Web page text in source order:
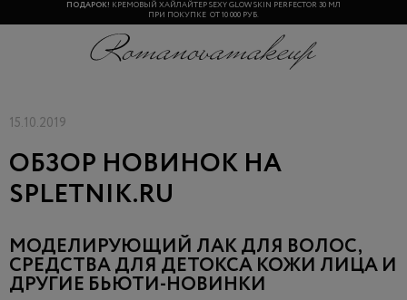
ПОДАРОК! КРЕМОВЫЙ ХАЙЛАЙТЕР SEXY GLOW SKIN PERFECTOR 30 МЛ
ПРИ ПОКУПКЕ ОТ 10 000 РУБ.
ШОУРУМОТКРЫТС 10.00-20.00 КАЖДЫЙ ДЕНЬ.
МОСКВА Б. ТРЕХГОРНЫЙ ПЕР., Д. 11, СТР.2, 2 ПОДЪЕЗД, 2 ЭТАЖ
15.10.2019
ОБЗОР НОВИНОК НА
SPLETNIK.RU
МОДЕЛИРУЮЩИЙ ЛАК ДЛЯ ВОЛОС,
СРЕДСТВА ДЛЯ ДЕТОКСА КОЖИ ЛИЦА И
ДРУГИЕ БЬЮТИ-НОВИНКИ